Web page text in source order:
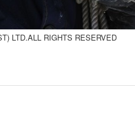
LTD.ALL RIGHTS RESERVED